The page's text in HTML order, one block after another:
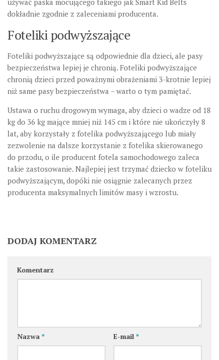
używać paska mocującego takiego jak Smart Kid Belts
dokładnie zgodnie z zaleceniami producenta.
Foteliki podwyższające
Foteliki podwyższające są odpowiednie dla dzieci, ale pasy
bezpieczeństwa lepiej je chronią. Foteliki podwyższające
chronią dzieci przed poważnymi obrażeniami 3-krotnie lepiej
niż same pasy bezpieczeństwa – warto o tym pamiętać.
Ustawa o ruchu drogowym wymaga, aby dzieci o wadze od 18
kg do 36 kg mające mniej niż 145 cm i które nie ukończyły 8
lat, aby korzystały z fotelika podwyższającego lub miały
zezwolenie na dalsze korzystanie z fotelika skierowanego
do przodu, o ile producent fotela samochodowego zaleca
takie zastosowanie. Najlepiej jest trzymać dziecko w foteliku
podwyższającym, dopóki nie osiągnie zalecanych przez
producenta maksymalnych limitów masy i wzrostu.
DODAJ KOMENTARZ
Komentarz
Nazwa * E-mail *